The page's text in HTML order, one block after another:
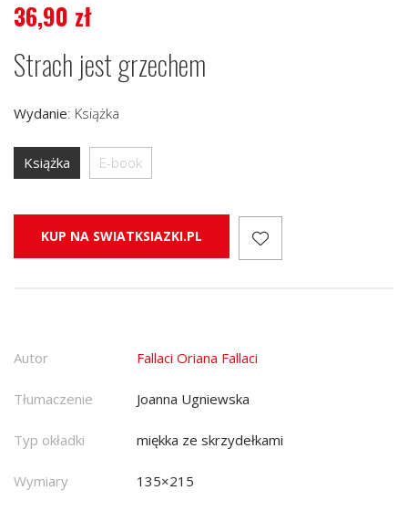
36,90 zł
Strach jest grzechem
Wydanie: Książka
Książka E-book
KUP NA SWIATKSIAZKI.PL
Autor Fallaci Oriana Fallaci
Tłumaczenie Joanna Ugniewska
Typ okładki miękka ze skrzydełkami
Wymiary 135×215